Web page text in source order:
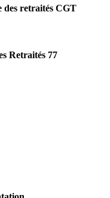
des retraités CGT
Retraités 77